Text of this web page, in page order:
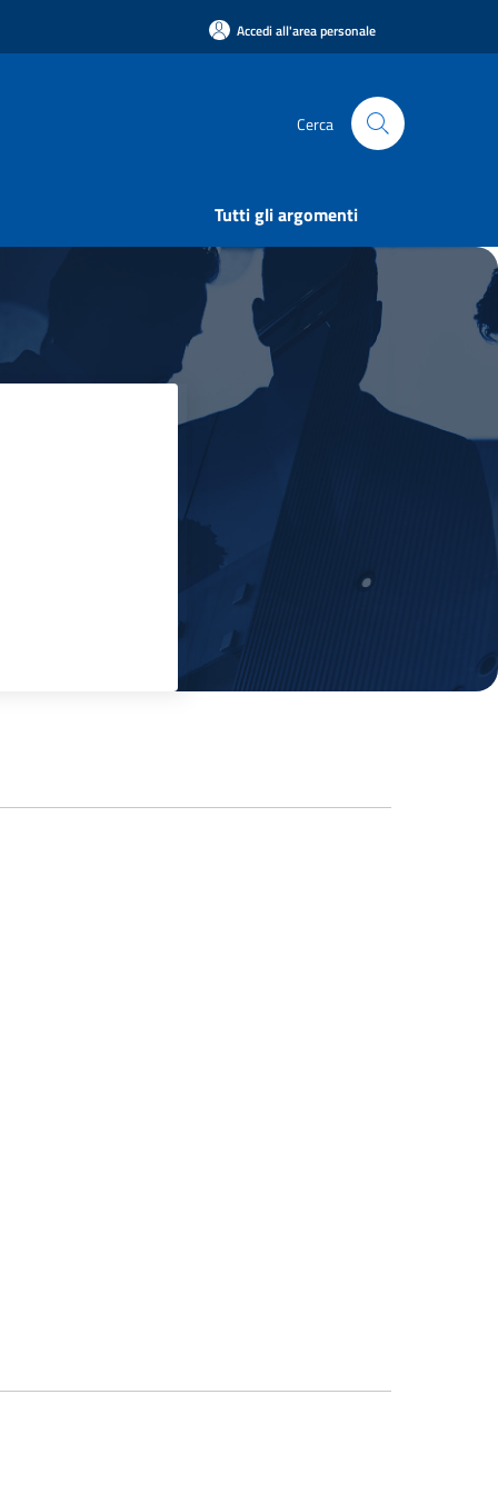
Accedi all'area personale
Cerca
Tutti gli argomenti